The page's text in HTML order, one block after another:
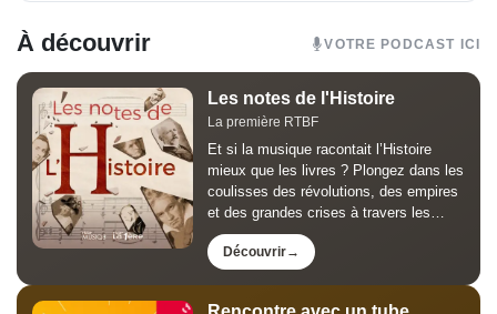
À découvrir VOTRE PODCAST ICI
Les notes de l'Histoire
La première RTBF
Et si la musique racontait l’Histoire
mieux que les livres ? Plongez dans les
coulisses des révolutions, des empires
et des grandes crises à travers les
œuvres qui les ont marquées. Les
Notes de l’Histoire, animé par Jean-
Découvrir